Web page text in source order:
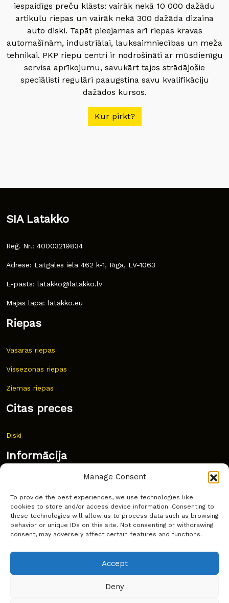
Manage Consent
To provide the best experiences, we use technologies like
cookies to store and/or access device information. Consenting to
these technologies will allow us to process data such as browsing
behavior or unique IDs on this site. Not consenting or withdrawing
consent, may adversely affect certain features and functions.
Accept
Deny
iespaidīgs preču klāsts: vairāk nekā 10 000 dažādu
artikulu riepas un vairāk nekā 300 dažāda dizaina
auto diski. Tapāt pieejamas arī riepas kravas
automašīnām, industriālai, lauksaimniecības un meža
tehnikai. PKP riepu centri ir nodrošināti ar mūsdienīgu
servisa aprīkojumu, savukārt tajos strādājošie
speciālisti regulāri paaugstina savu kvalifikāciju
dažādos kursos.
Kur pirkt?
SIA Latakko
Reģ. Nr.: 40003219834
Adrese: Latgales iela 462 k-1, Rīga, LV-1063
E-pasts: latakko@latakko.lv
Mājas lapa: latakko.eu
Riepas
Vasaras riepas
Vissezonas riepas
Ziemas riepas
Citas preces
Diski
Informācija
Bieži uzdoti jautājumi
Kur pirkt?
Sīkdatņu politika